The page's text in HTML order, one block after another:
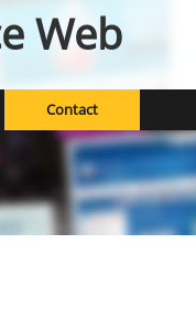
Web
Contact